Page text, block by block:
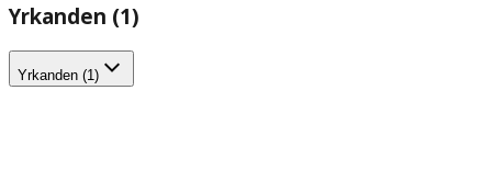
Yrkanden (1)
Yrkanden (1)